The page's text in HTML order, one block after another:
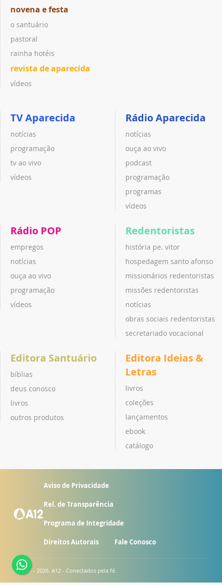
novena e festa
o santuário
pastoral
rainha hotéis
revista de aparecida
vídeos
TV Aparecida
notícias
programação
tv ao vivo
vídeos
Rádio Aparecida
notícias
ouça ao vivo
podcast
programação
programas
vídeos
Rádio POP
empregos
notícias
ouça ao vivo
programação
vídeos
Redentoristas
história pe. vitor
hospedagem santo afonso
missionários redentoristas
missões redentoristas
notícias
obras sociais redentoristas
secretariado vocacional
Editora Santuário
bíblias
deus conosco
livros
outros produtos
Editora Ideias &
Letras
livros
coleções
lançamentos
ebook
catálogo
Aviso de Privacidade
Rel. de Transparência
Programa de Integridade
Direitos Autorais Fale Conosco
© 2007 - 2026. A12 - Conectados pela fé.